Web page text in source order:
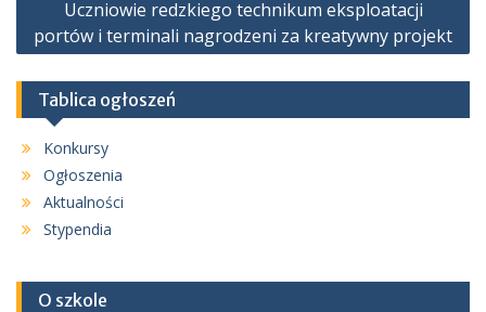
Uczniowie redzkiego technikum eksploatacji
portów i terminali nagrodzeni za kreatywny projekt
Tablica ogłoszeń
Konkursy
Ogłoszenia
Aktualności
Stypendia
O szkole